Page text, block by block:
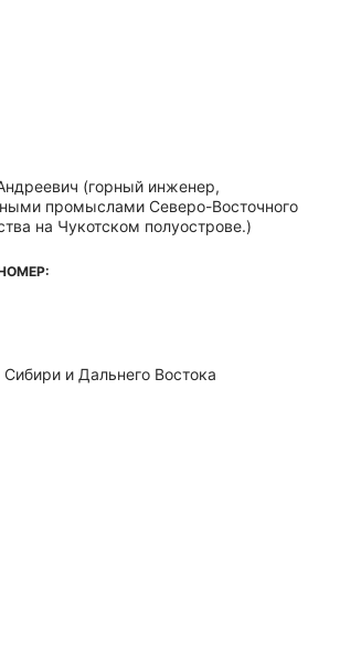
(горный инженер,
промыслами Северо-Восточного
на Чукотском полуострове.)
Сибири и Дальнего Востока